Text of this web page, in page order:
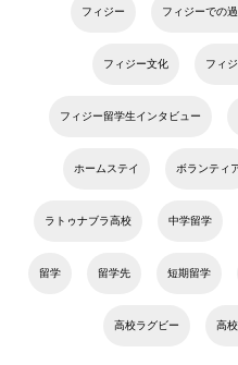
フィジー フィジーでの
フィジー文化 フィ
フィジー留学生インタビュー
ホームステイ ボランティ
ラトゥナブラ高校 中学留学
留学 留学先 短期留学
高校ラグビー 高